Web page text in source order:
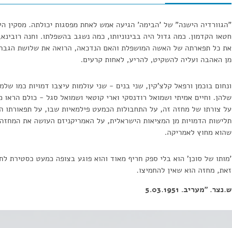
"הגוורדיה הישנה" של 'הבימה' הגיעה אמש לאחת מפסגות יכולתה. מסקין
חטאו הקדמון. כמה גדול היה בבינוניותו, כמה נשגב בהשפלתו. וחנה
את כל תפארתה של האשה המושפלת והאם הנדכאה, הרואה את שלושת
מן האהבה ועליה להשקיט, להריע, לאחות קרעים.
ונחום בוכמן ורפאל קלצ'קין, שני בנים - שני עולמות עיצבו דמויות כמו
שלהן. וחיים אמיתי ושמואל רודנסקי וארי קוטאי ושמואל סגל - כולם הראו
על צורתו של מחזה זה, על התחבולות הכמעט פילמאיות שבו, על תפאורתו
תלישות הדמויות מן המציאות הישראלית, על האמריקניזם העושה את
שהוא מחוץ לאמריקה.
'מותו של סוכן' הוא בלי ספק חריף מאוד והוא פוגע בצופה כמעט כסטירת
זאת, מחזה הוא שאין להחמיצו.
ש.נצר. "מעריב. 5.03.1951